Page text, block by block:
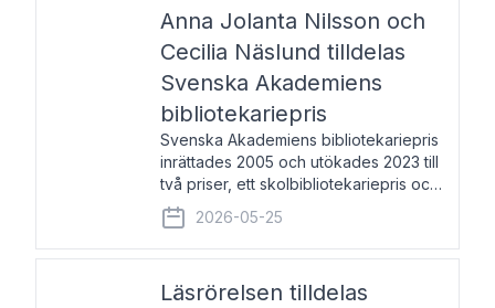
Anna Jolanta Nilsson och
Cecilia Näslund tilldelas
Svenska Akademiens
bibliotekariepris
Svenska Akademiens bibliotekariepris
inrättades 2005 och utökades 2023 till
två priser, ett skolbibliotekariepris och
ett folkbibliotekariepris. Priserna skall
tilldelas bibliotekarier vid svenska folk-
och skolbibliotek som gjort värdefull
2026-05-25
Läsrörelsen tilldelas